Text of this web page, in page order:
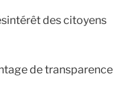
des citoyens
de transparence